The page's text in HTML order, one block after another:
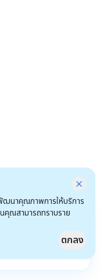
ฒนาคุณภาพการให้บริการ
คุณสามารถทราบราย
ตกลง